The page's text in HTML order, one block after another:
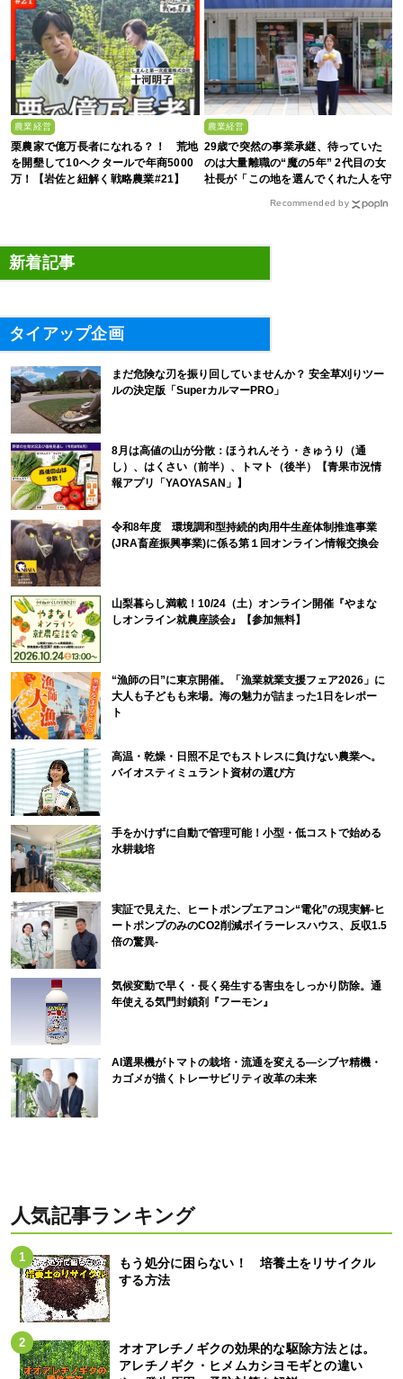
農業経営
栗農家で億万長者になれる？！ 荒地
を開墾して10ヘクタールで年商5000
万！【岩佐と紐解く戦略農業#21】
農業経営
29歳で突然の事業承継、待っていた
のは大量離職の“魔の5年” 2代目の女
社長が「この地を選んでくれた人を守
Recommended by
新着記事
タイアップ企画
まだ危険な刃を振り回していませんか？ 安全草刈りツー
ルの決定版「SuperカルマーPRO」
8月は高値の山が分散：ほうれんそう・きゅうり（通
し）、はくさい（前半）、トマト（後半）【青果市況情
報アプリ「YAOYASAN」】
令和8年度 環境調和型持続的肉用牛生産体制推進事業
(JRA畜産振興事業)に係る第１回オンライン情報交換会
山梨暮らし満載！10/24（土）オンライン開催『やまな
しオンライン就農座談会』【参加無料】
“漁師の日”に東京開催。「漁業就業支援フェア2026」に
大人も子どもも来場。海の魅力が詰まった1日をレポー
ト
高温・乾燥・日照不足でもストレスに負けない農業へ。
バイオスティミュラント資材の選び方
手をかけずに自動で管理可能！小型・低コストで始める
水耕栽培
実証で見えた、ヒートポンプエアコン“電化”の現実解-ヒ
ートポンプのみのCO2削減ボイラーレスハウス、反収1.5
倍の驚異-
気候変動で早く・長く発生する害虫をしっかり防除。通
年使える気門封鎖剤『フーモン』
AI選果機がトマトの栽培・流通を変える―シブヤ精機・
カゴメが描くトレーサビリティ改革の未来
人気記事ランキング
もう処分に困らない！ 培養土をリサイクル
する方法
オオアレチノギクの効果的な駆除方法とは。
アレチノギク・ヒメムカシヨモギとの違い